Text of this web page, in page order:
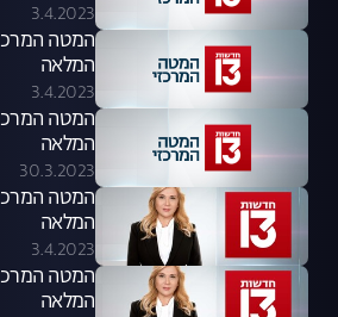
3.4.2023
המלאה
3.4.2023
המלאה
30.3.2023
המלאה
3.4.2023
המלאה